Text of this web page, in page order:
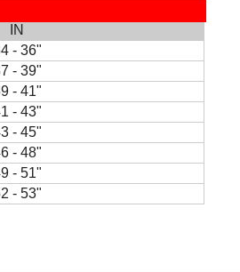
IN
- 36"
- 39"
- 41"
- 43"
- 45"
- 48"
- 51"
- 53"